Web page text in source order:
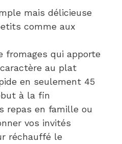
mais délicieuse
comme aux
fromages qui apporte
au plat
en seulement 45
à la fin
repas en famille ou
vos invités
réchauffé le